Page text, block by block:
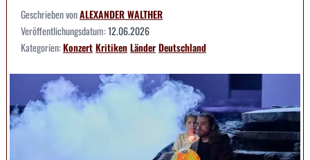
Geschrieben vonALEXANDER WALTHER
Veröffentlichungsdatum:12.06.2026
Kategorien:KonzertKritikenLänderDeutschland